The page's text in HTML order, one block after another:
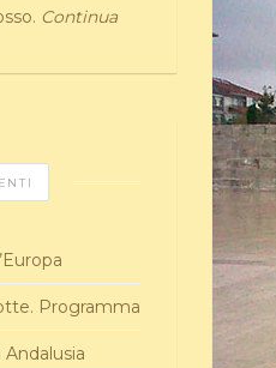
Continua
Programma